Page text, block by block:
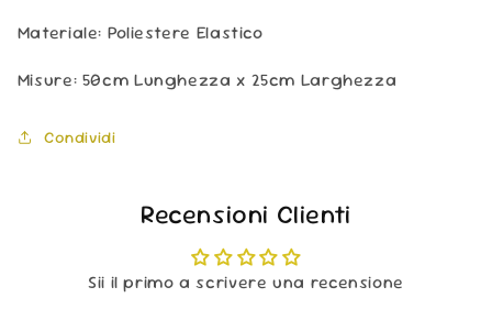
Materiale: Poliestere Elastico
Misure: 50cm Lunghezza x 25cm Larghezza
Condividi
Recensioni Clienti
Sii il primo a scrivere una recensione